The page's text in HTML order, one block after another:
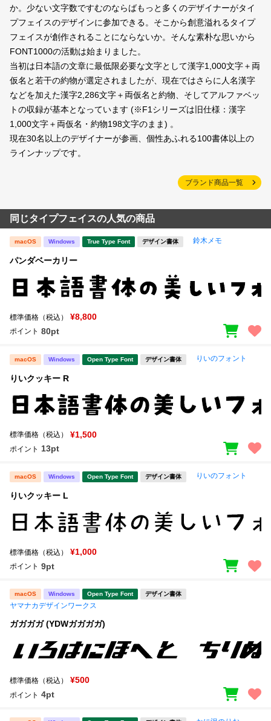
か。少ない文字数ですむのならばもっと多くのデザイナーがタイ
プフェイスのデザインに参加できる。そこから創意溢れるタイプ
フェイスが創作されることにならないか。そんな素朴な思いから
FONT1000の活動は始まりました。
当初は日本語の文章に最低限必要な文字として漢字1,000文字＋両
仮名と若干の約物が選定されましたが、現在ではさらに人名漢字
などを加えた漢字2,286文字＋両仮名と約物、そしてアルファベッ
トの収録が基本となっています (※F1シリーズは旧仕様：漢字
1,000文字＋両仮名・約物198文字のまま) 。
現在30名以上のデザイナーが参画、個性あふれる100書体以上の
ラインナップです。
ブランド商品一覧
同じタイプフェイスの人気の商品
macOS Windows True Type Font デザイン書体 鈴木メモ
パンダベーカリー
標準価格（税込） ¥8,800
ポイント 80pt
macOS Windows Open Type Font デザイン書体 りいのフォント
りいクッキー R
標準価格（税込） ¥1,500
ポイント 13pt
macOS Windows Open Type Font デザイン書体 りいのフォント
りいクッキー L
標準価格（税込） ¥1,000
ポイント 9pt
macOS Windows Open Type Font デザイン書体
ヤマナカデザインワークス
ガガガガ (YDWガガガガ)
標準価格（税込） ¥500
ポイント 4pt